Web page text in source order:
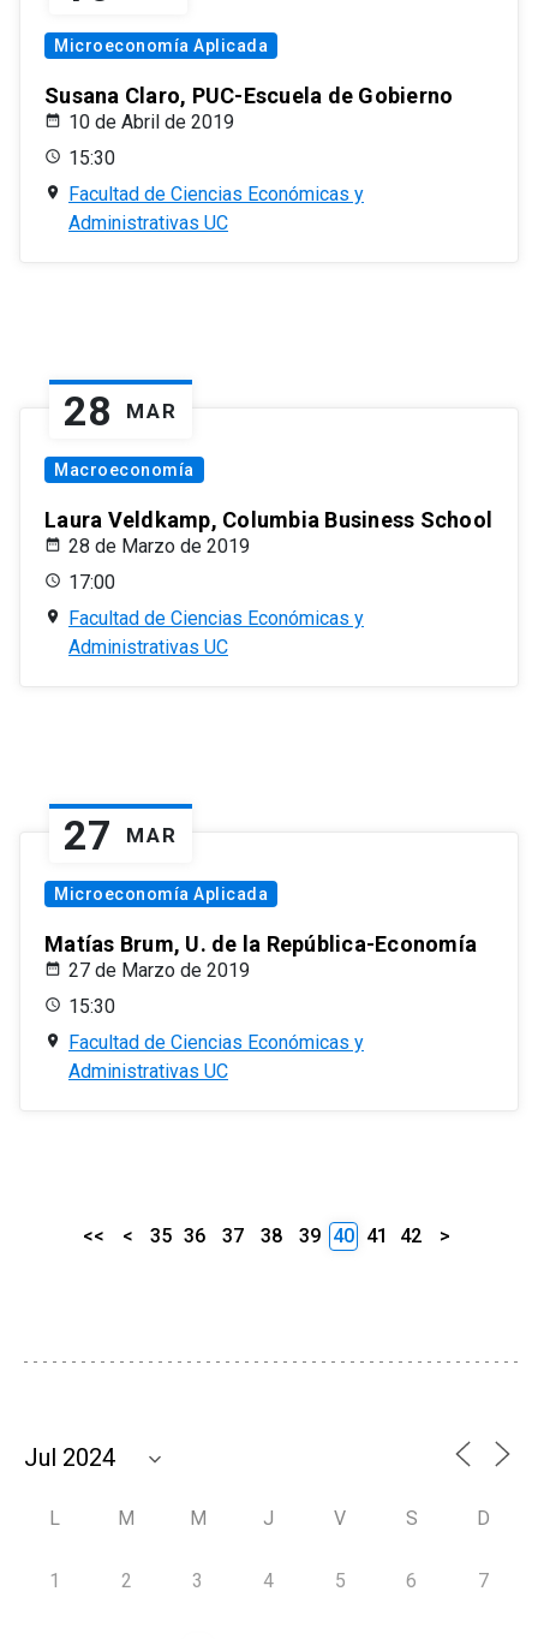
Microeconomía Aplicada
Susana Claro, PUC-Escuela de Gobierno
10 de Abril de 2019
15:30
Facultad de Ciencias Económicas y
Administrativas UC
28 MAR
Macroeconomía
Laura Veldkamp, Columbia Business School
28 de Marzo de 2019
17:00
Facultad de Ciencias Económicas y
Administrativas UC
27 MAR
Microeconomía Aplicada
Matías Brum, U. de la República-Economía
27 de Marzo de 2019
15:30
Facultad de Ciencias Económicas y
Administrativas UC
<< < 35 36 37 38 39 40 41 42 >
L M M J V S D
1 2 3 4 5 6 7